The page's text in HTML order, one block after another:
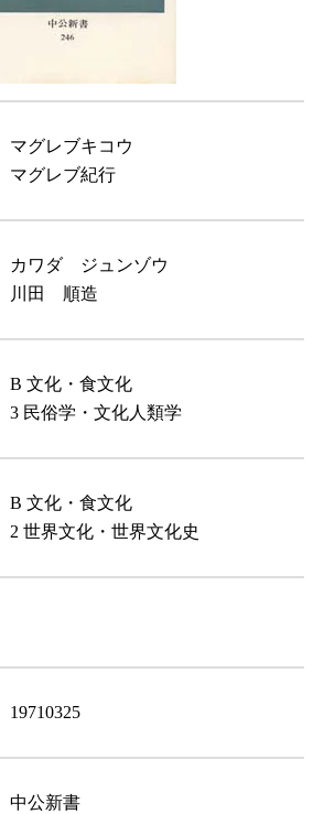
マグレブキコウ
マグレブ紀行
カワダ ジュンゾウ
川田 順造
B 文化・食文化
3 民俗学・文化人類学
B 文化・食文化
2 世界文化・世界文化史
19710325
中公新書